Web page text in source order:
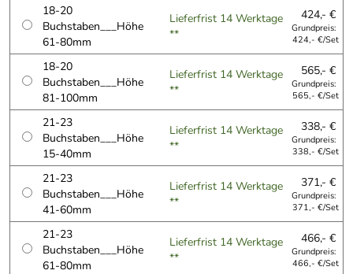
18-20
Buchstaben___Höhe
61-80mm
Lieferfrist 14 Werktage
**
424,- €
Grundpreis:
424,- €/Set
18-20
Buchstaben___Höhe
81-100mm
Lieferfrist 14 Werktage
**
565,- €
Grundpreis:
565,- €/Set
21-23
Buchstaben___Höhe
15-40mm
Lieferfrist 14 Werktage
**
338,- €
Grundpreis:
338,- €/Set
21-23
Buchstaben___Höhe
41-60mm
Lieferfrist 14 Werktage
**
371,- €
Grundpreis:
371,- €/Set
21-23
Buchstaben___Höhe
61-80mm
Lieferfrist 14 Werktage
**
466,- €
Grundpreis:
466,- €/Set